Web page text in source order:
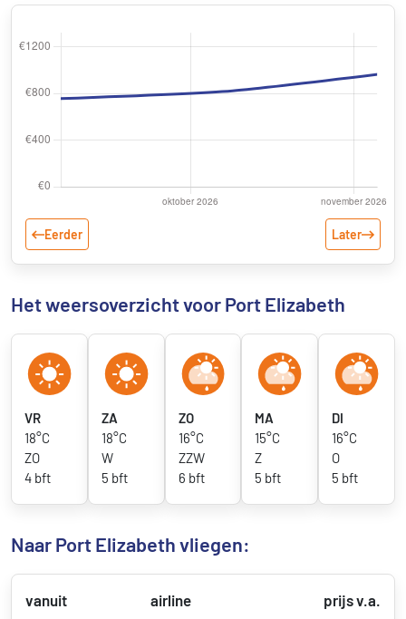
Eerder Later
Het weersoverzicht voor Port Elizabeth
VR
18°C
ZO
4 bft
ZA
18°C
W
5 bft
ZO
16°C
ZZW
6 bft
MA
15°C
Z
5 bft
DI
16°C
O
5 bft
Naar Port Elizabeth vliegen:
vanuit airline
prijs v.a.